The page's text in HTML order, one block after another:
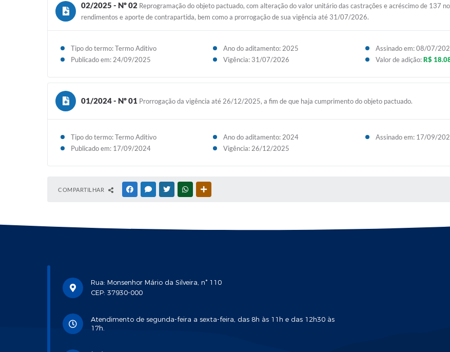
02/2025 - Nº 02 Reprogramação do objeto pactuado, com alteração do valor unitário das castrações e acréscimo de 137
rendimentos e aporte de contrapartida, bem como a prorrogação de sua vigência até 31/07/2026.
Tipo do termo: Termo Aditivo Ano do aditamento: 2025
Assinado em: 08/07/
Publicado em: 24/09/2025
Vigência: 31/07/2026 Valor de adição:R$
01/2024 - Nº 01 Prorrogação da vigência até 26/12/2025, a fim de que haja cumprimento do objeto pactuado.
Tipo do termo: Termo Aditivo Ano do aditamento: 2024
Assinado em: 17/09/
Publicado em: 17/09/2024
Vigência: 26/12/2025
COMPARTILHAR FACEBOOKMESSENGER
TWITTERWHATSAPP
Rua: Monsenhor Mário da Silveira, n° 110
CEP: 37930-000
Atendimento de segunda-feira a sexta-feira, das 8h às 11h e das 12h30 às
17h.